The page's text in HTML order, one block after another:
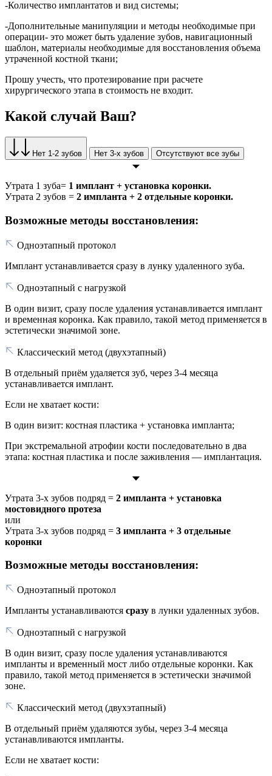
-Количество имплантатов и вид системы;
-Дополнительные манипуляции и методы необходимые при
операции- это может быть удаление зубов, навигационный
шаблон, материалы необходимые для восстановления объема
утраченной костной ткани;
Прошу учесть, что протезирование при расчете
хирургического этапа в стоимость не входит.
Какой случай Ваш?
Нет 1-2 зубов Нет 3-х зубов Отсутствуют все зубы
Утрата 1 зуба= 1 имплант + установка коронки.
Утрата 2 зубов = 2 импланта + 2 отдельные коронки.
Возможные методы восстановления:
Одноэтапный протокол
Имплант устанавливается сразу в лунку удаленного зуба.
Одноэтапный с нагрузкой
В один визит, сразу после удаления устанавливается имплант
и временная коронка. Как правило, такой метод применяется в
эстетически значимой зоне.
Классический метод (двухэтапный)
В отдельный приём удаляется зуб, через 3-4 месяца
устанавливается имплант.
Если не хватает кости:
В один визит: костная пластика + установка импланта;
При экстремальной атрофии кости последовательно в два
этапа: костная пластика и после заживления — имплантация.
Утрата 3-х зубов подряд = 2 импланта + установка
мостовидного протеза
или
Утрата 3-х зубов подряд = 3 импланта + 3 отдельные
коронки
Возможные методы восстановления:
Одноэтапный протокол
Импланты устанавливаются сразу в лунки удаленных зубов.
Одноэтапный с нагрузкой
В один визит, сразу после удаления устанавливаются
импланты и временный мост либо отдельные коронки. Как
правило, такой метод применяется в эстетически значимой
зоне.
Классический метод (двухэтапный)
В отдельный приём удаляются зубы, через 3-4 месяца
устанавливаются импланты.
Если не хватает кости: